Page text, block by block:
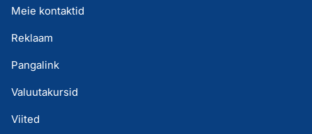
Meie kontaktid
Reklaam
Pangalink
Valuutakursid
Viited